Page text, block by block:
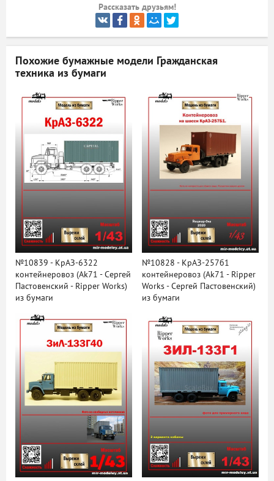
Рассказать друзьям!
Похожие бумажные модели Гражданская
техника из бумаги
№10839 - КрАЗ-6322
контейнеровоз (Ak71 - Сергей
Пастовенский - Ripper Works)
из бумаги
№10828 - КрАЗ-257б1
контейнеровоз (Ak71 - Ripper
Works - Сергей Пастовенский)
из бумаги